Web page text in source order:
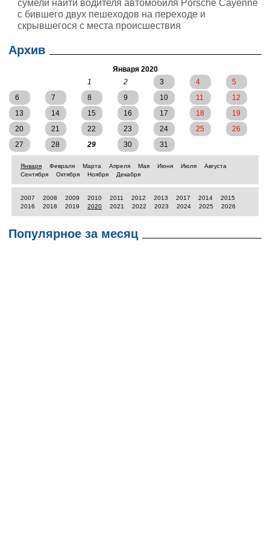
сумели найти водителя автомобиля Porsche Cayenne
с бившего двух пешеходов на переходе и
скрывшегося с места происшествия
Архив
Января 2020
1
2 3 4
5
6
7 8 9 10 11
12
13
14 15 16 17 18
19
20
21 22 23 24 25
26
27
28 29 30 31
Января Февраля Марта Апреля Мая Июня Июля
Августа
Сентября
Октября Ноября Декабря
2007 2008 2009 2010 2011 2012 2013 2017 2014
2015
2016
2018 2019 2020 2021 2022 2023 2024 2025 2026
Популярное за месяц